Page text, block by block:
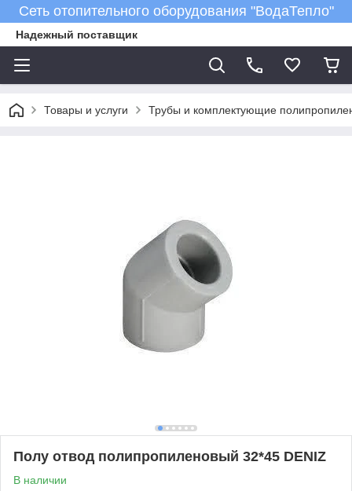
Сеть отопительного оборудования "ВодаТепло"
Надежный поставщик
Товары и услуги Трубы и комплектующие
Полу отвод полипропиленовый 32*45 DENIZ
В наличии